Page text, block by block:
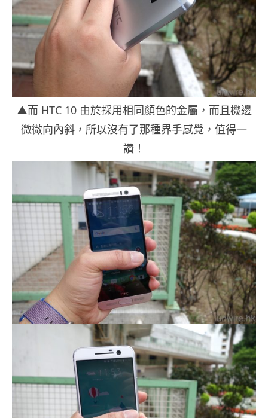
▲而 HTC 10 由於採用相同顏色的金屬，而且機邊
微微向內斜，所以沒有了那種界手感覺，值得一
讚！